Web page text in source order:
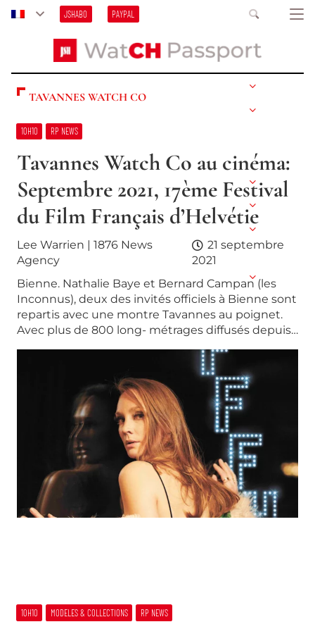
JSHABO PAYPAL
TAVANNES WATCH CO
10H10 RP NEWS
Tavannes Watch Co au cinéma:
Septembre 2021, 17ème Festival
du Film Français d’Helvétie
Lee Warrien | 1876 News
Agency
21 septembre
2021
Bienne. Nathalie Baye et Bernard Campan (les
Inconnus), deux des invités officiels à Bienne sont
repartis avec une montre Tavannes au poignet.
Avec plus de 800 long- métrages diffusés depuis…
10H10 MODELES & COLLECTIONS RP NEWS